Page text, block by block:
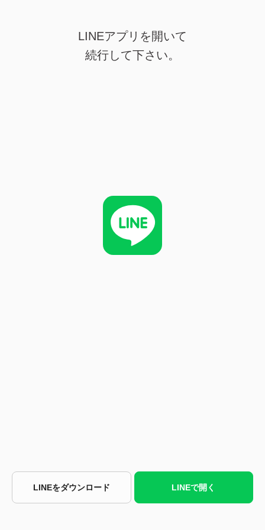
LINEアプリを開いて
続行して下さい。
LINEをダウンロード LINEで開く